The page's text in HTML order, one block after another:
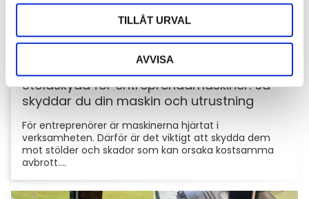
TILLÅT URVAL
AVVISA
Stöldskydd för entreprenadmaskiner: så
skyddar du din maskin och utrustning
För entreprenörer är maskinerna hjärtat i
verksamheten. Därför är det viktigt att skydda dem
mot stölder och skador som kan orsaka kostsamma
avbrott....